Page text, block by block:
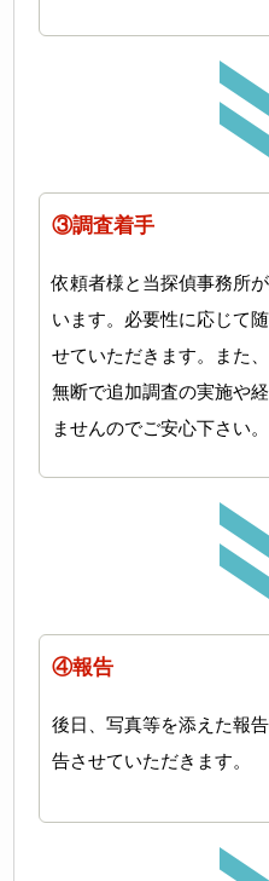
③調査着手
依頼者様と当探偵事務所
います。必要性に応じて
せていただきます。また
無断で追加調査の実施や
ませんのでご安心下さい。
④報告
後日、写真等を添えた報
告させていただきます。